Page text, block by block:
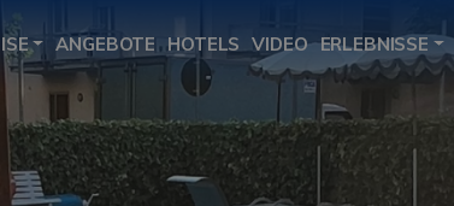
ANGEBOTE HOTELS VIDEO ERLEBNISSE